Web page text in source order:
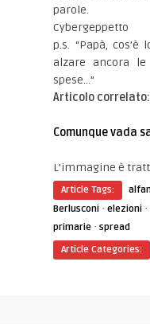
parole.
Cybergeppetto
p.s. “Papà, cos’è
alzare ancora
spese…”
Articolo correlato:
Comunque vada
L’immagine è
Article Tags:
Berlusconi ·elezioni ·
primarie ·spread
Article Categories: